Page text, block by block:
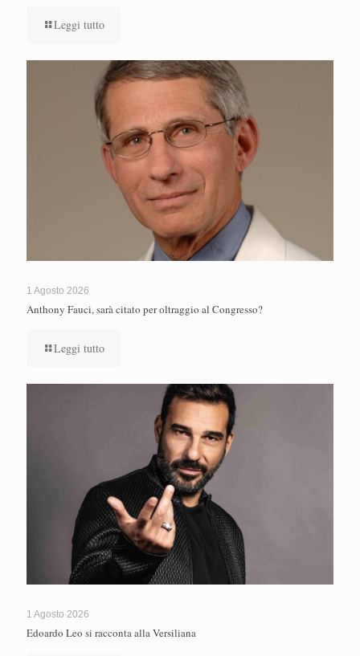
Leggi tutto
1 Agosto 2026
Anthony Fauci, sarà citato per oltraggio al Congresso?
Leggi tutto
1 Agosto 2026
Edoardo Leo si racconta alla Versiliana